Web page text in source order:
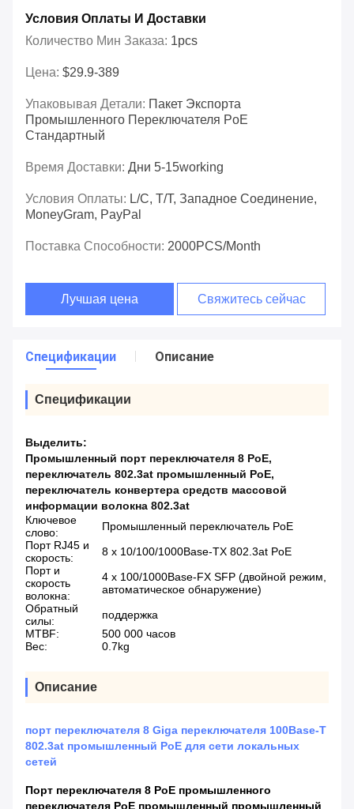
Условия Оплаты И Доставки
Количество Мин Заказа: 1pcs
Цена: $29.9-389
Упаковывая Детали: Пакет Экспорта
Промышленного Переключателя PoE
Стандартный
Время Доставки: Дни 5-15working
Условия Оплаты: L/C, T/T, Западное Соединение,
MoneyGram, PayPal
Поставка Способности: 2000PCS/Month
Лучшая цена Свяжитесь сейчас
Спецификации Описание
Спецификации
Выделить:
Промышленный порт переключателя 8 PoE,
переключатель 802.3at промышленный PoE,
переключатель конвертера средств массовой
информации волокна 802.3at
Ключевое
слово:
Промышленный переключатель PoE
Порт RJ45 и
скорость:
8 x 10/100/1000Base-TX 802.3at PoE
Порт и
скорость
волокна:
4 x 100/1000Base-FX SFP (двойной режим,
автоматическое обнаружение)
Обратный
силы:
поддержка
MTBF:
500 000 часов
Вес:
0.7kg
Описание
порт переключателя 8 Giga переключателя 100Base-T
802.3at промышленный PoE для сети локальных
сетей
Порт переключателя 8 PoE промышленного
переключателя PoE промышленный промышленный